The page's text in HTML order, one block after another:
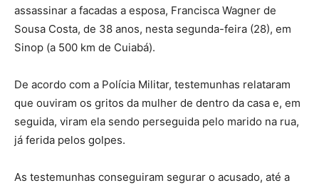
assassinar a facadas a esposa, Francisca Wagner de
Sousa Costa, de 38 anos, nesta segunda-feira (28), em
Sinop (a 500 km de Cuiabá).
De acordo com a Polícia Militar, testemunhas relataram
que ouviram os gritos da mulher de dentro da casa e, em
seguida, viram ela sendo perseguida pelo marido na rua,
já ferida pelos golpes.
As testemunhas conseguiram segurar o acusado, até a